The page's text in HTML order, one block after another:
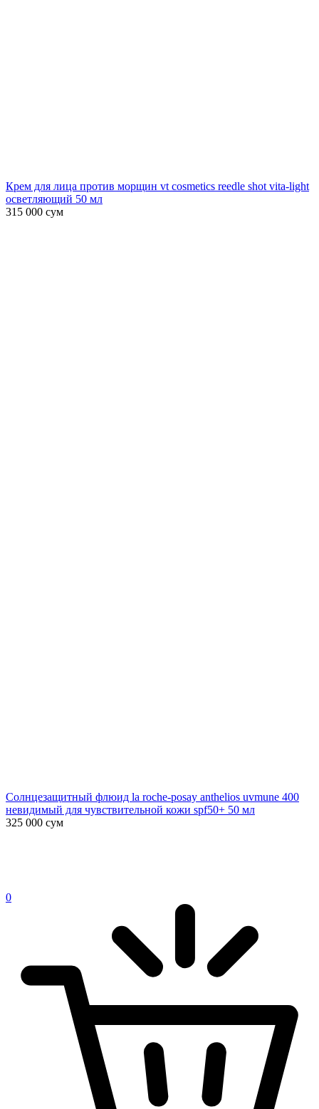
Крем для лица против морщин vt cosmetics reedle shot vita-light
осветляющий 50 мл
315 000 сум
Солнцезащитный флюид la roche-posay anthelios uvmune 400
невидимый для чувствительной кожи spf50+ 50 мл
325 000 сум
0